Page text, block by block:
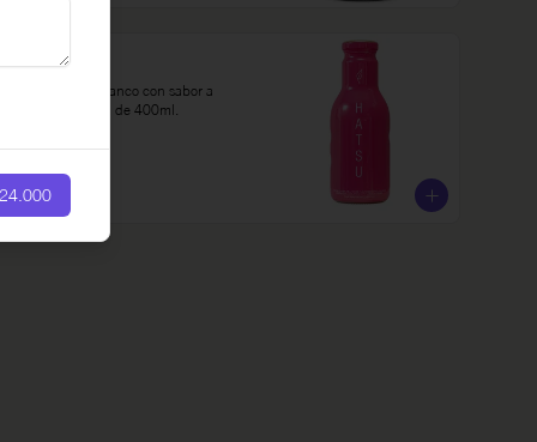
Té Hatsu
Bebida con té blanco con sabor a
lychee en botella de 400ml.
$9.000